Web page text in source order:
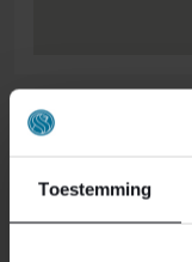
Toestemming
Individuell